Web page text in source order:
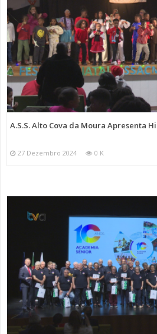
A.S.S. Alto Cova da Moura Apresenta
27 Dezembro 2024 0 K